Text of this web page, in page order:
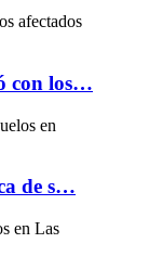
con los…
de s…